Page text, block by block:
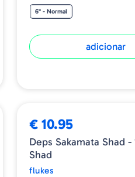
6" - Normal
adicionar
€ 10.95
Deps Sakamata Shad -
Shad
flukes